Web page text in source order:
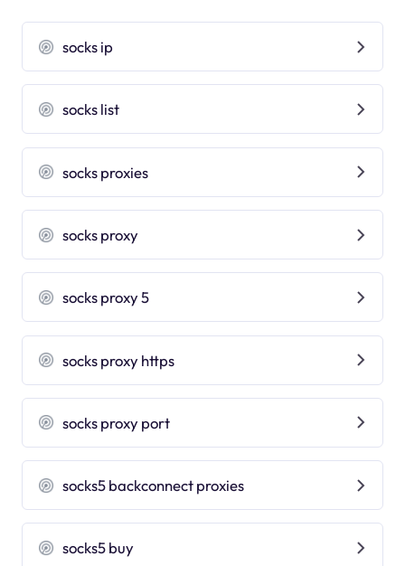
socks ip
socks list
socks proxies
socks proxy
socks proxy 5
socks proxy https
socks proxy port
socks5 backconnect proxies
socks5 buy